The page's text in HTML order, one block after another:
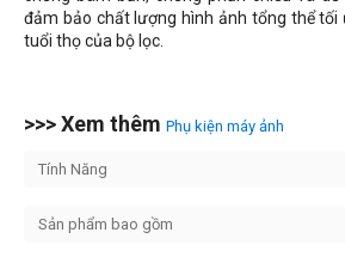
đảm bảo chất lượng hình ảnh tổng thể tối
tuổi thọ của bộ lọc.
>>> Xem thêm Phụ kiện máy ảnh
Tính Năng
Sản phẩm bao gồm